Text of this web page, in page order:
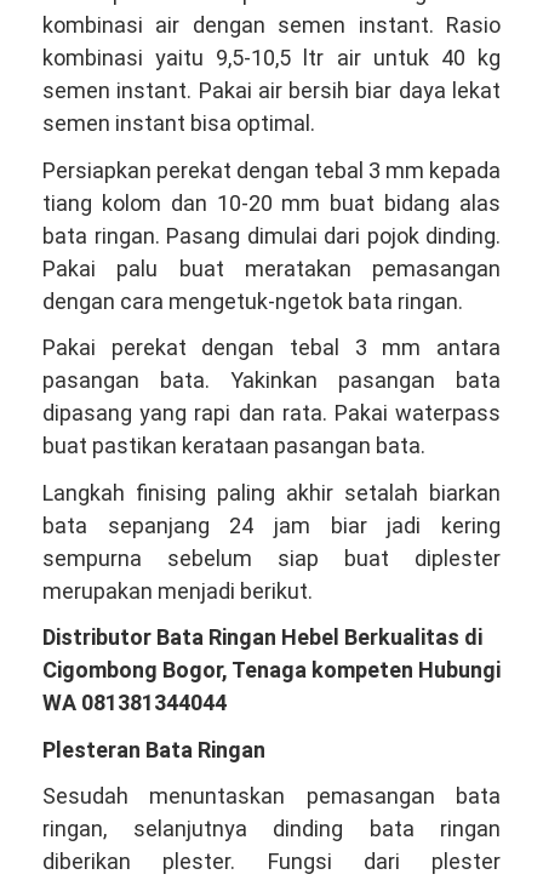
kombinasi air dengan semen instant. Rasio
kombinasi yaitu 9,5-10,5 ltr air untuk 40 kg
semen instant. Pakai air bersih biar daya lekat
semen instant bisa optimal.
Persiapkan perekat dengan tebal 3 mm kepada
tiang kolom dan 10-20 mm buat bidang alas
bata ringan. Pasang dimulai dari pojok dinding.
Pakai palu buat meratakan pemasangan
dengan cara mengetuk-ngetok bata ringan.
Pakai perekat dengan tebal 3 mm antara
pasangan bata. Yakinkan pasangan bata
dipasang yang rapi dan rata. Pakai waterpass
buat pastikan kerataan pasangan bata.
Langkah finising paling akhir setalah biarkan
bata sepanjang 24 jam biar jadi kering
sempurna sebelum siap buat diplester
merupakan menjadi berikut.
Distributor Bata Ringan Hebel Berkualitas di
Cigombong Bogor, Tenaga kompeten Hubungi
WA 081381344044
Plesteran Bata Ringan
Sesudah menuntaskan pemasangan bata
ringan, selanjutnya dinding bata ringan
diberikan plester. Fungsi dari plester